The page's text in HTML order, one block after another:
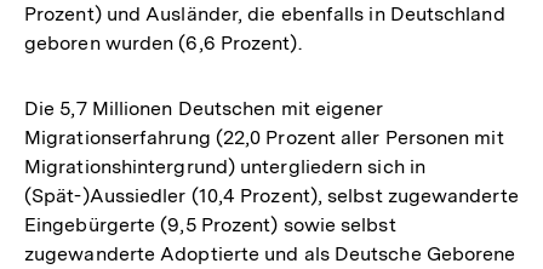
Prozent) und Ausländer, die ebenfalls in Deutschland
geboren wurden (6,6 Prozent).
Die 5,7 Millionen Deutschen mit eigener
Migrationserfahrung (22,0 Prozent aller Personen mit
Migrationshintergrund) untergliedern sich in
(Spät-)Aussiedler (10,4 Prozent), selbst zugewanderte
Eingebürgerte (9,5 Prozent) sowie selbst
zugewanderte Adoptierte und als Deutsche Geborene